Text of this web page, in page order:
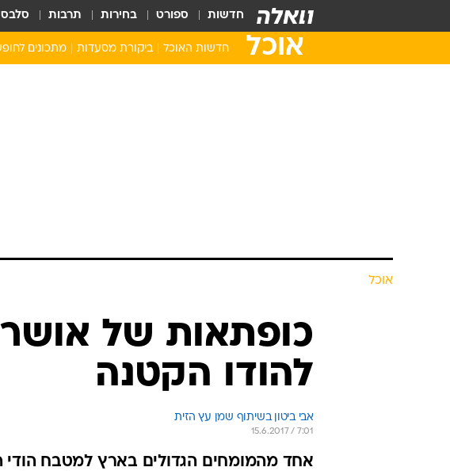
חדשות ספורט בחירות תרבות סלבס
אוכל חדשות האוכל ביקורת מסעדות מתכונים
אוכל
כופתאות של
להודו הקטנה
אבי ביטון בשיתוף שמן עץ הזית
15.6.2017 / 7:01
אחד מהמומחים הגדולים בארץ למטבח